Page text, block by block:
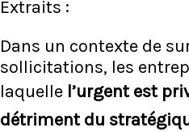
Extraits :
Dans un contexte de
sollicitations, les
laquelle l’urgent est
détriment du